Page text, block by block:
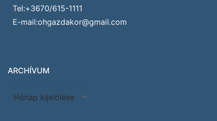
Tel:+3670/615-1111
E-mail:ohgazdakor@gmail.com
ARCHÍVUM